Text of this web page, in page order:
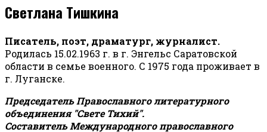
Светлана Тишкина
Писатель, поэт, драматург, журналист.
Родилась 15.02.1963 г. в г. Энгельс Саратовской
области в семье военного. С 1975 года проживает в
г. Луганске.
Председатель Православного литературного
объединения "Свете Тихий".
Составитель Международного православного